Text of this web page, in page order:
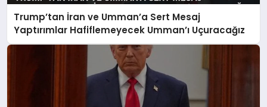
Trump’tan İran ve Umman’a Sert Mesaj
Yaptırımlar Hafiflemeyecek Umman’ı Uçuracağız